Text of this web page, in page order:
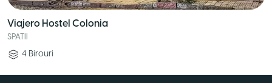
Viajero Hostel Colonia
SPATII
4 Birouri